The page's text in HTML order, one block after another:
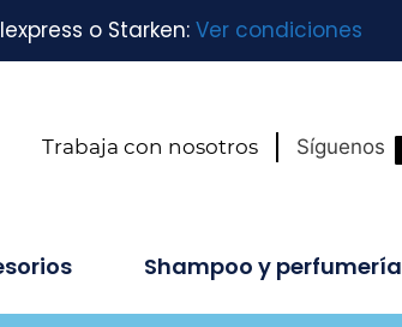
o Starken: Ver condiciones
Trabaja con nosotros Síguenos
Shampoo y perfumería